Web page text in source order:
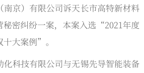
南京）有限公司诉天长市高特新材料
秘密纠纷一案，本案入选“2021年度
大案例”。
化科技有限公司与无锡先导智能装备